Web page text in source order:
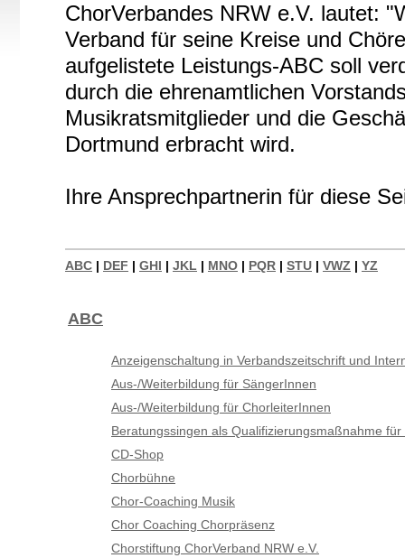
ChorVerbandes NRW e.V. lautet:
Verband für seine Kreise und
aufgelistete Leistungs-ABC soll
durch die ehrenamtlichen
Musikratsmitglieder und die
Dortmund erbracht wird.
Ihre Ansprechpartnerin für diese
ABC | DEF | GHI | JKL | MNO | PQR | STU | VWZ | YZ
ABC
Anzeigenschaltung in Verbandszeitschrift und
Aus-/Weiterbildung für SängerInnen
Aus-/Weiterbildung für ChorleiterInnen
Beratungssingen als Qualifizierungsmaßnahme für
CD-Shop
Chorbühne
Chor-Coaching Musik
Chor Coaching Chorpräsenz
Chorstiftung ChorVerband NRW e.V.